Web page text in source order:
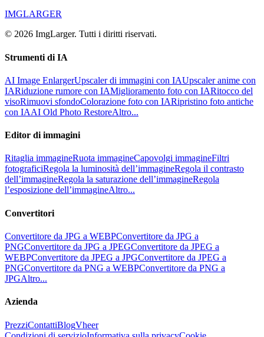
IMGLARGER
© 2026 ImgLarger. Tutti i diritti riservati.
Strumenti di IA
AI Image EnlargerUpscaler di immagini con IAUpscaler anime con
IARiduzione rumore con IAMiglioramento foto con IARitocco del
visoRimuovi sfondoColorazione foto con IARipristino foto antiche
con IAAI Old Photo RestoreAltro...
Editor di immagini
Ritaglia immagineRuota immagineCapovolgi immagineFiltri
fotograficiRegola la luminosità dell’immagineRegola il contrasto
dell’immagineRegola la saturazione dell’immagineRegola
l’esposizione dell’immagineAltro...
Convertitori
Convertitore da JPG a WEBPConvertitore da JPG a
PNGConvertitore da JPG a JPEGConvertitore da JPEG a
WEBPConvertitore da JPEG a JPGConvertitore da JPEG a
PNGConvertitore da PNG a WEBPConvertitore da PNG a
JPGAltro...
Azienda
PrezziContattiBlogVheer